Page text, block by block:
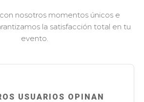
nosotros momentos únicos e
la satisfacción total en tu
evento.
USUARIOS OPINAN